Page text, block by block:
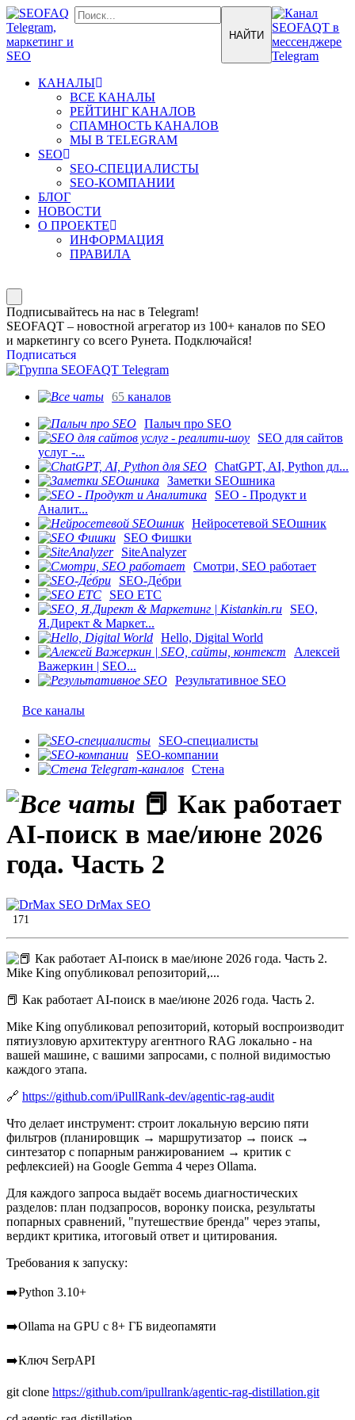
КАНАЛЫ
ВСЕ КАНАЛЫ
РЕЙТИНГ КАНАЛОВ
СПАМНОСТЬ КАНАЛОВ
МЫ В TELEGRAM
SEO
SEO-СПЕЦИАЛИСТЫ
SEO-КОМПАНИИ
БЛОГ
НОВОСТИ
О ПРОЕКТЕ
ИНФОРМАЦИЯ
ПРАВИЛА
Подписывайтесь на нас в Telegram!
SEOFAQT – новостной агрегатор из 100+ каналов по SEO
и маркетингу со всего Рунета. Подключайся!
Подписаться
65 каналов
Палыч про SEO
SEO для сайтов
услуг -...
ChatGPT, AI, Python дл...
Заметки SEOшника
SEO - Продукт и
Аналит...
Нейросетевой SEOшник
SEO Фишки
SiteAnalyzer
Смотри, SEO работает
SEO-Де́бри
SEO ETC
SEO,
Я.Директ & Маркет...
Hello, Digital World
Алексей
Важеркин | SEO...
Результативное SEO
Все каналы
SEO-специалисты
SEO-компании
Стена
📕 Как работает
AI-поиск в мае/июне 2026
года. Часть 2
DrMax SEO
171
📕 Как работает AI-поиск в мае/июне 2026 года. Часть 2.
Mike King опубликовал репозиторий, который воспроизводит
пятиузловую архитектуру агентного RAG локально - на
вашей машине, с вашими запросами, с полной видимостью
каждого этапа.
🔗 https://github.com/iPullRank-dev/agentic-rag-audit
Что делает инструмент: строит локальную версию пяти
фильтров (планировщик → маршрутизатор → поиск →
синтезатор с попарным ранжированием → критик с
рефлексией) на Google Gemma 4 через Ollama.
Для каждого запроса выдаёт восемь диагностических
разделов: план подзапросов, воронку поиска, результаты
попарных сравнений, "путешествие бренда" через этапы,
вердикт критика, итоговый ответ и цитирования.
Требования к запуску:
➡️Python 3.10+
➡️Ollama на GPU с 8+ ГБ видеопамяти
➡️Ключ SerpAPI
git clone https://github.com/ipullrank/agentic-rag-distillation.git